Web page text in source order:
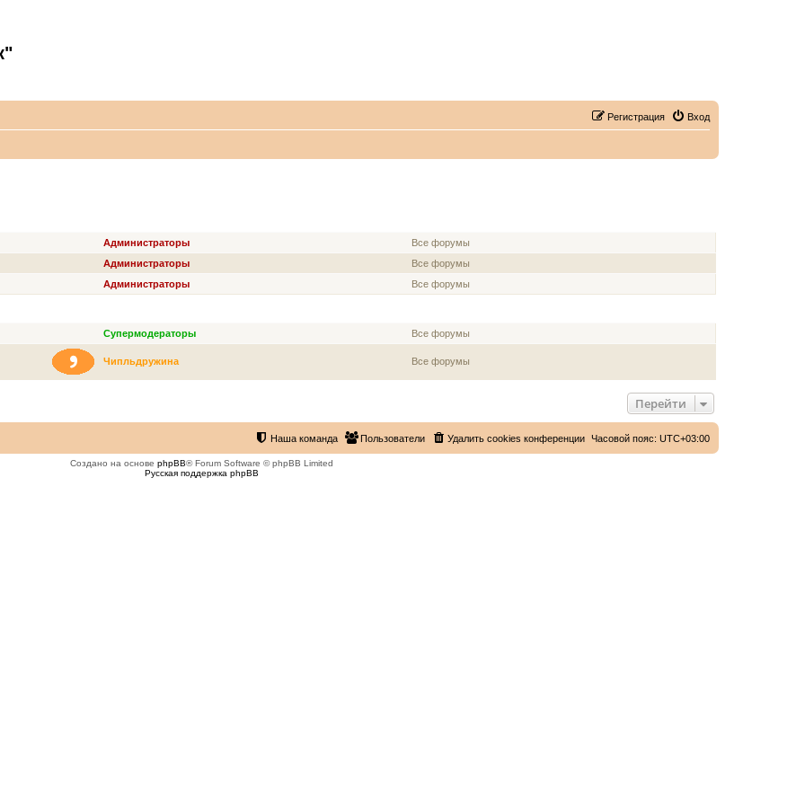
Вход
Регистрация
Администраторы
Все форумы
Администраторы
Все форумы
Администраторы Все форумы
Супермодераторы
Все форумы
Чипльдружина Все форумы
Перейти
Часовой пояс: UTC+03:00
Удалить cookies конференции
Пользователи
Наша команда
Создано на основе phpBB® Forum Software © phpBB Limited
Русская поддержка phpBB